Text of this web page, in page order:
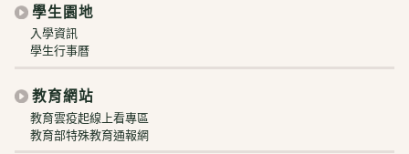
學生園地
入學資訊
學生行事曆
教育網站
教育雲疫起線上看專區
教育部特殊教育通報網